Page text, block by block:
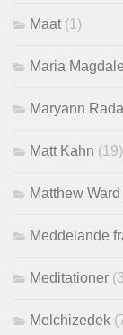
Maat (1)
Maria
Maryann Rada
Matt Kahn (19)
Matthew Ward
Meddelande
Meditationer
Melchizedek